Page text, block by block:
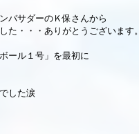
バサダーのＫ保さんから
た・・・ありがとうございます。
ール１号」を最初に
した涙